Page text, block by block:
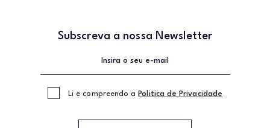
Subscreva a nossa Newsletter
Li e compreendo a Politica de Privacidade